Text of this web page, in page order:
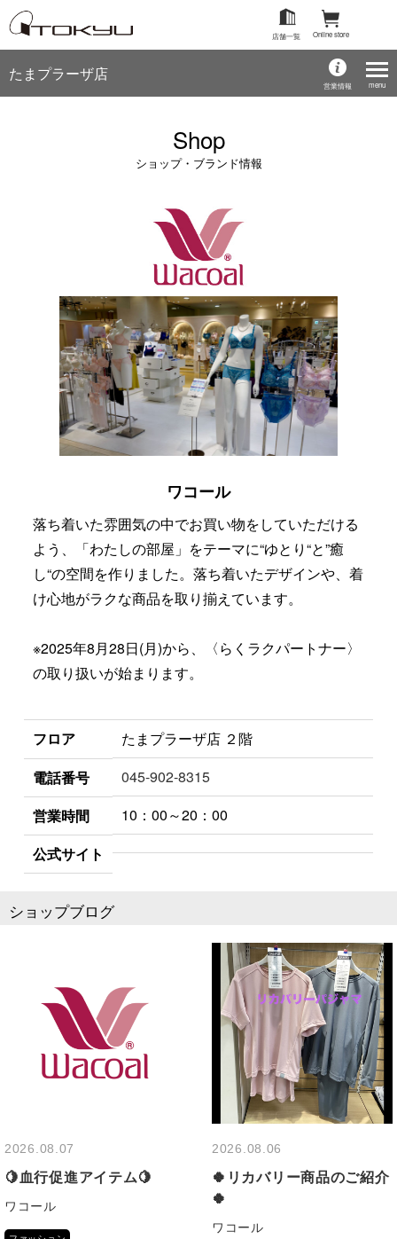
Online store
店舗一覧
たまプラーザ店
営業情報
Shop
ショップ・ブランド情報
ワコール
落ち着いた雰囲気の中でお買い物をしていただける
よう、「わたしの部屋」をテーマに“ゆとり“と”癒
し“の空間を作りました。落ち着いたデザインや、着
け心地がラクな商品を取り揃えています。
※2025年8月28日(月)から、〈らくラクパートナー〉
の取り扱いが始まります。
フロア
たまプラーザ店 ２階
電話番号
045-902-8315
営業時間
10：00～20：00
公式サイト
ショップブログ
menu